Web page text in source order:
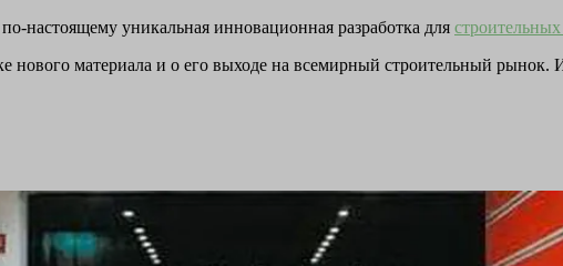
настоящему уникальная инновационная разработка для
нового материала и о его выходе на всемирный строительный